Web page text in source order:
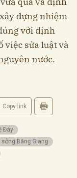
dựng nhiệm
với định
việc sửa luật và
nước.
Copy link
Đáy
sông Bằng Giang